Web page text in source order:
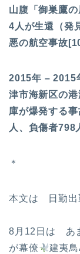
山腹「御巣鷹
4人が生還（発
悪の航空事故
2015年 – 2015
津市海新区の
庫が爆発する
人、負傷者798
＊
本文は 日勤出
8月12日は あ
が幕僚
建夷